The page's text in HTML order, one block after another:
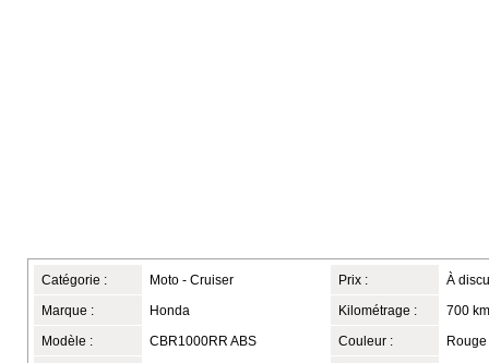
Catégorie : Moto - Cruiser
Marque : Honda
Modèle : CBR1000RR ABS
Prix : À
Kilométrage : 700 km
Couleur : Rouge